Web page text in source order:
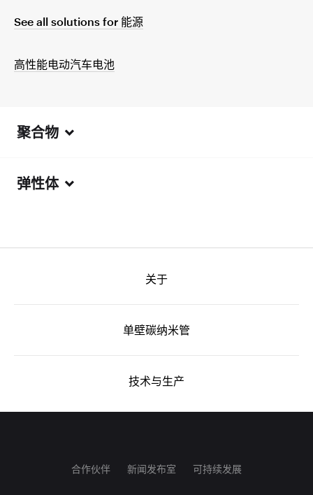
See all solutions for 能源
高性能电动汽车电池
聚合物
弹性体
关于
单壁碳纳米管
技术与生产
合作伙伴 新闻发布室 可持续发展